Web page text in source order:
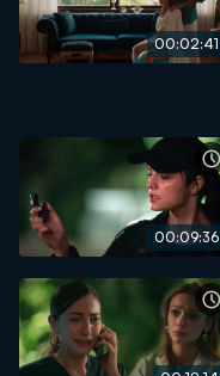
00:02:41
00:09:36